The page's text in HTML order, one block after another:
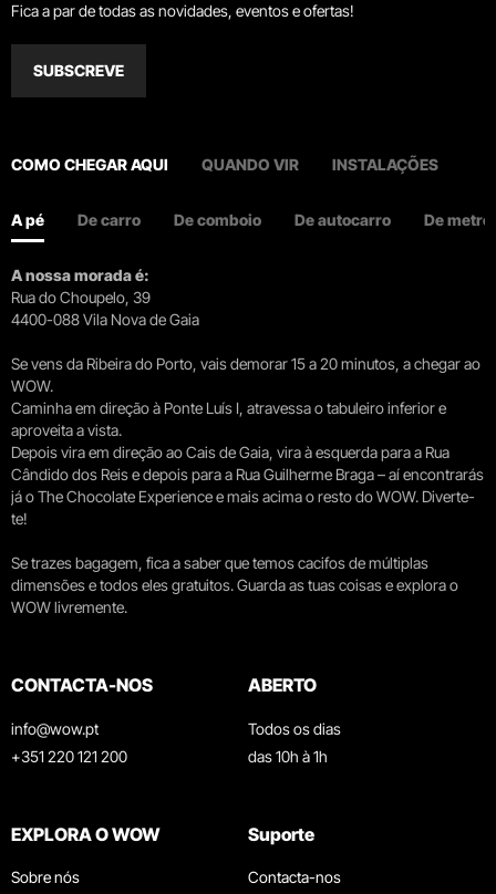
Fica a par de todas as novidades, eventos e ofertas!
SUBSCREVE
COMO CHEGAR AQUI QUANDO VIR INSTALAÇÕES
A pé De carro De comboio De autocarro De metro
A nossa morada é:
Rua do Choupelo, 39
4400-088 Vila Nova de Gaia
Se vens da Ribeira do Porto, vais demorar 15 a 20 minutos, a chegar ao
WOW.
Caminha em direção à Ponte Luís I, atravessa o tabuleiro inferior e
aproveita a vista.
Depois vira em direção ao Cais de Gaia, vira à esquerda para a Rua
Cândido dos Reis e depois para a Rua Guilherme Braga – aí encontrarás
já o The Chocolate Experience e mais acima o resto do WOW. Diverte-
te!
Se trazes bagagem, fica a saber que temos cacifos de múltiplas
dimensões e todos eles gratuitos. Guarda as tuas coisas e explora o
WOW livremente.
CONTACTA-NOS
info@wow.pt
+351 220 121 200
ABERTO
Todos os dias
das 10h à 1h
EXPLORA O WOW
Sobre nós
Suporte
Contacta-nos